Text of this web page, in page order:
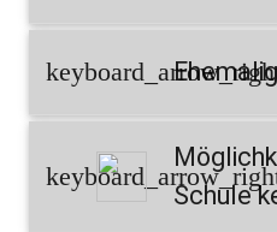
Schule